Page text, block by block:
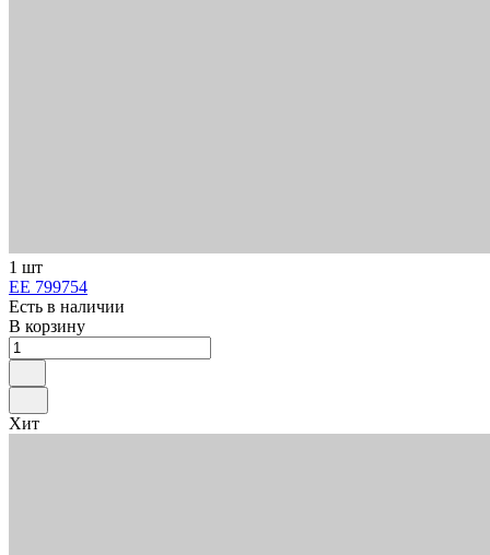
1 шт
ЕЕ 799754
Есть в наличии
В корзину
Хит